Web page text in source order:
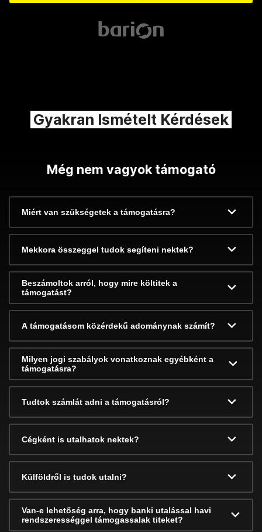
Gyakran Ismételt Kérdések
Még nem vagyok támogató
Miért van szükségetek a támogatásra?
Mekkora összeggel tudok segíteni nektek?
Beszámoltok arról, hogy mire költitek a
támogatást?
A támogatásom közérdekű adománynak számít?
Milyen jogi szabályok vonatkoznak egyébként a
támogatásra?
Tudtok számlát adni a támogatásról?
Cégként is utalhatok nektek?
Külföldről is tudok utalni?
Van-e lehetőség arra, hogy banki utalással havi
rendszerességgel támogassalak titeket?